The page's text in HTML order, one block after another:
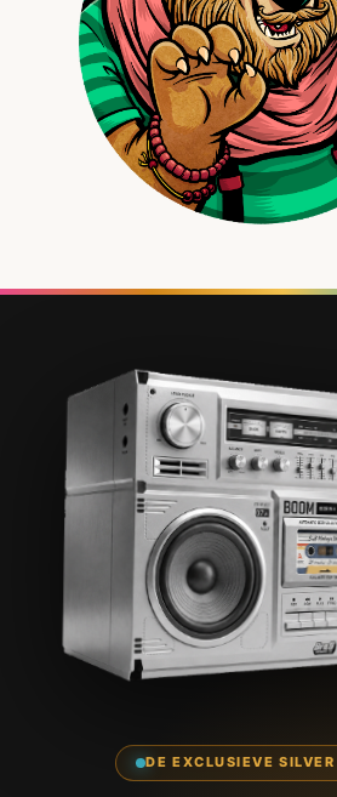
DE EXCLUSIEVE